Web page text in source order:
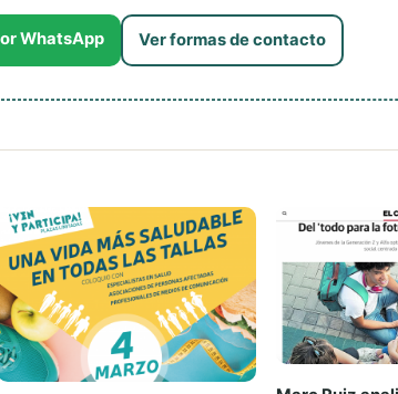
WhatsApp Ver formas de contacto